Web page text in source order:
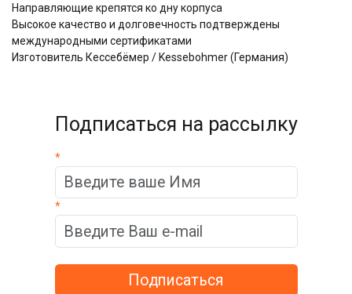
Направляющие крепятся ко дну корпуса
Высокое качество и долговечность подтверждены
международными сертификатами
Изготовитель Кессебёмер / Kessebohmer (Германия)
Подписаться на рассылку
*
*